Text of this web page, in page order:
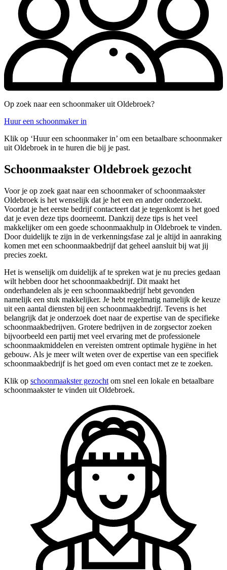
Op zoek naar een schoonmaker uit Oldebroek?
Huur een schoonmaker in
Klik op ‘Huur een schoonmaker in’ om een betaalbare schoonmaker
uit Oldebroek in te huren die bij je past.
Schoonmaakster Oldebroek gezocht
Voor je op zoek gaat naar een schoonmaker of schoonmaakster
Oldebroek is het wenselijk dat je het een en ander onderzoekt.
Voordat je het eerste bedrijf contacteert dat je tegenkomt is het goed
dat je even deze tips doorneemt. Dankzij deze tips is het veel
makkelijker om een goede schoonmaakhulp in Oldebroek te vinden.
Door duidelijk te zijn in de verkenningsfase zal je altijd in aanraking
komen met een schoonmaakbedrijf dat geheel aansluit bij wat jij
precies zoekt.
Het is wenselijk om duidelijk af te spreken wat je nu precies gedaan
wilt hebben door het schoonmaakbedrijf. Dit maakt het
onderhandelen als je een schoonmaakbedrijf hebt gevonden
namelijk een stuk makkelijker. Je hebt regelmatig namelijk de keuze
uit een aantal diensten bij een schoonmaakbedrijf. Tevens is het
belangrijk dat je onderzoek doet naar de expertise van de specifieke
schoonmaakbedrijven. Grotere bedrijven in de zorgsector zoeken
bijvoorbeeld een partij met veel ervaring met de professionele
schoonmaakmiddelen en vereisten omtrent optimale hygiëne in het
gebouw. Als je meer wilt weten over de expertise van een specifiek
schoonmaakbedrijf is het goed om even contact met ze te zoeken.
Klik op schoonmaakster gezocht om snel een lokale en betaalbare
schoonmaakster te vinden uit Oldebroek.